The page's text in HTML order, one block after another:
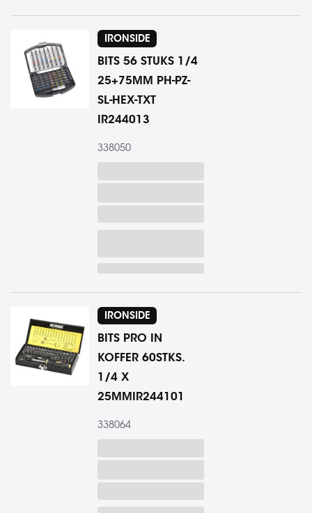
IRONSIDE
BITS 56 STUKS 1/4
25+75MM PH-PZ-
SL-HEX-TXT
IR244013
338050
IRONSIDE
BITS PRO IN
KOFFER 60STKS.
1/4 X
25MMIR244101
338064